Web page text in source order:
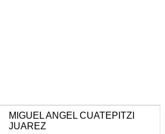
MIGUEL ANGEL CUATEPITZI
JUAREZ